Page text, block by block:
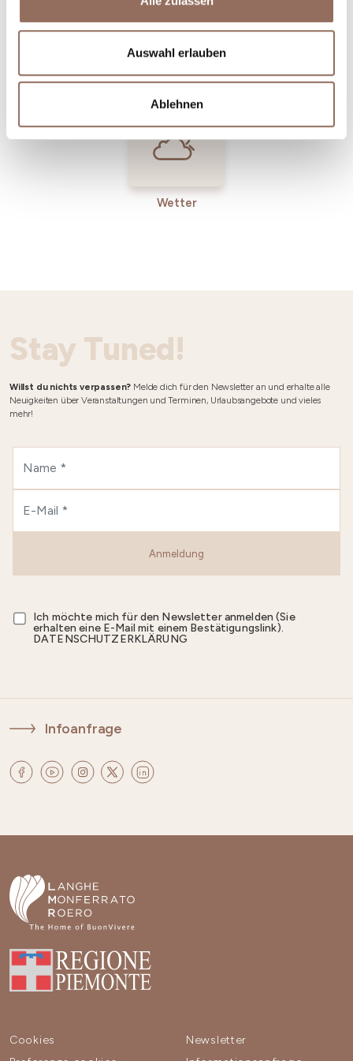
Auswahl erlauben
Ablehnen
Wetter
Stay Tuned!
Willst du nichts verpassen? Melde dich für den Newsletter an und erhalte alle
Neuigkeiten über Veranstaltungen und Terminen, Urlaubsangebote und vieles
mehr!
Anmeldung
Ich möchte mich für den Newsletter anmelden (Sie
erhalten eine E-Mail mit einem Bestätigungslink).
DATENSCHUTZERKLÄRUNG
Infoanfrage
Cookies
Newsletter